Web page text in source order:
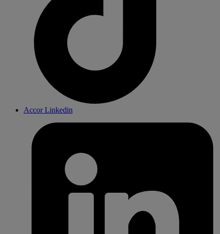
Accor Linkedin